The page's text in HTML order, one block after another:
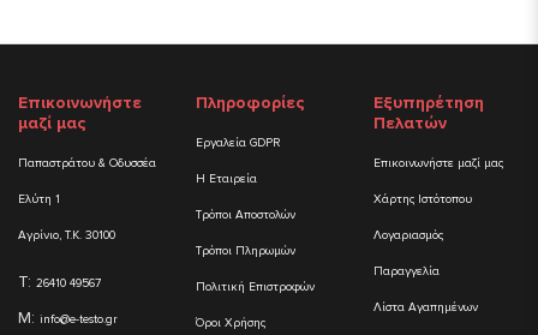
Επικοινωνήστε
μαζί μας
Παπαστράτου & Οδυσσέα
Ελύτη 1
Αγρίνιο, Τ.Κ. 30100
T: 26410 49567
M: info@e-testo.gr
Πληροφορίες
Εργαλεία GDPR
Η Εταιρεία
Τρόποι Αποστολών
Τρόποι Πληρωμών
Πολιτική Επιστροφών
Όροι Χρήσης
Εξυπηρέτηση
Πελατών
Επικοινωνήστε μαζί μας
Χάρτης Ιστότοπου
Λογαριασμός
Παραγγελία
Λίστα Αγαπημένων